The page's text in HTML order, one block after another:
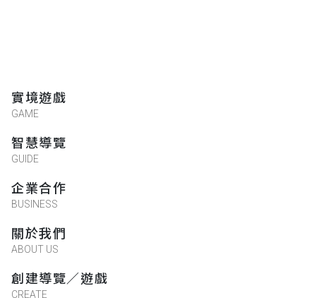
實境遊戲
GAME
智慧導覽
GUIDE
企業合作
BUSINESS
關於我們
ABOUT US
創建導覽／遊戲
CREATE